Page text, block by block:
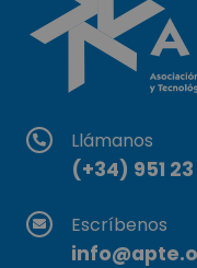
Llámanos
(+34) 951 23
Escríbenos